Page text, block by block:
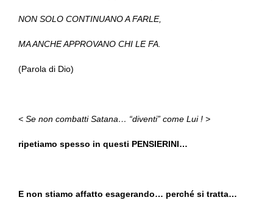
NON SOLO CONTINUANO A FARLE,
MA ANCHE APPROVANO CHI LE FA.
(Parola di Dio)
< Se non combatti Satana… “diventi” come Lui ! >
ripetiamo spesso in questi PENSIERINI…
E non stiamo affatto esagerando… perché si tratta…